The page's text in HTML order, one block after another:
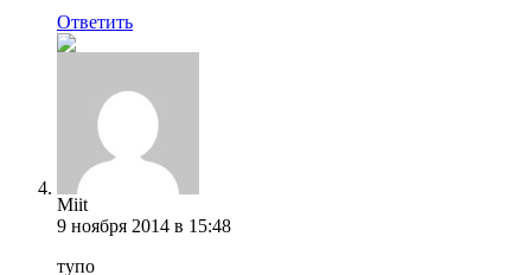
Ответить
Miit
9 ноября 2014 в 15:48
тупо